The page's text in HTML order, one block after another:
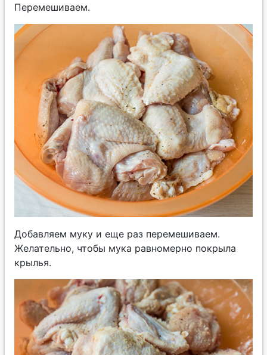
Перемешиваем.
Добавляем муку и еще раз перемешиваем.
Желательно, чтобы мука равномерно покрыла
крылья.